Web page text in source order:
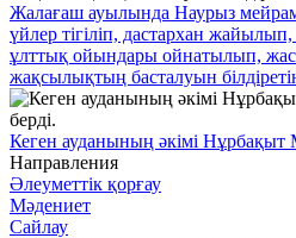
Жалағаш ауылында Наурыз
үйлер тігіліп, дастархан
ұлттық ойындары ойнатылып,
жақсылықтың басталуын
Кеген ауданының әкімі Нұрбақыт
Направления
Әлеуметтік қорғау
Мәдениет
Сайлау